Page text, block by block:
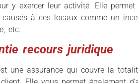
y exercer leur activité. Elle
à ces locaux comme un
etc.
recours juridique
une assurance qui couvre la